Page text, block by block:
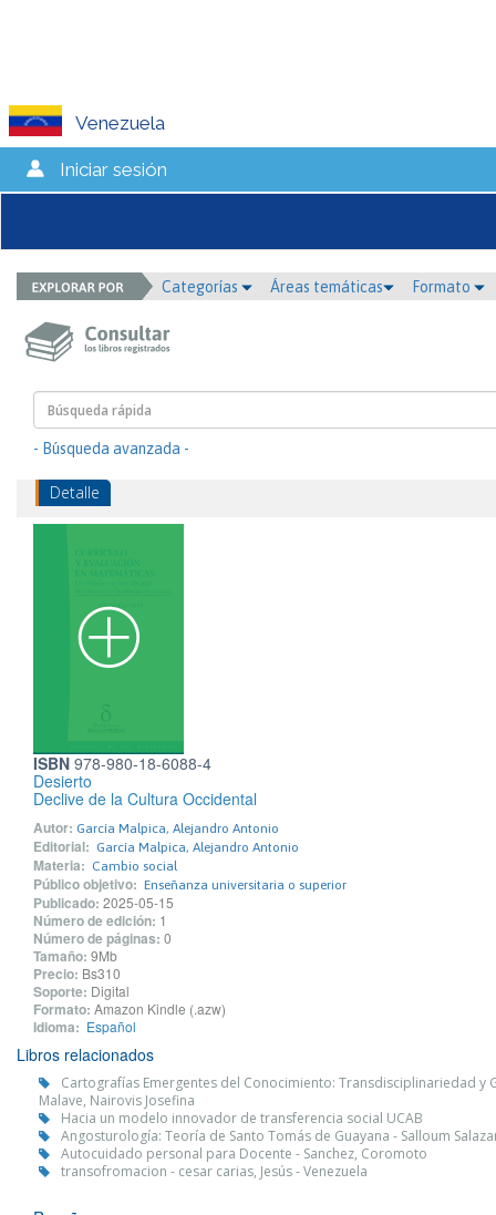
Venezuela
Iniciar sesión
Categorías Áreas temáticas Formato
- Búsqueda avanzada -
Detalle
ISBN 978-980-18-6088-4
Desierto
Declive de la Cultura Occidental
Autor: García Malpica, Alejandro Antonio
Editorial: García Malpica, Alejandro Antonio
Materia: Cambio social
Público objetivo: Enseñanza universitaria o superior
Publicado: 2025-05-15
Número de edición: 1
Número de páginas: 0
Tamaño: 9Mb
Precio: Bs310
Soporte: Digital
Formato: Amazon Kindle (.azw)
Idioma: Español
Libros relacionados
Cartografías Emergentes del Conocimiento: Transdisciplinariedad y
Malave, Nairovis Josefina
Hacia un modelo innovador de transferencia social UCAB
Angosturología: Teoría de Santo Tomás de Guayana - Salloum
Autocuidado personal para Docente - Sanchez, Coromoto
transofromacion - cesar carias, Jesús - Venezuela